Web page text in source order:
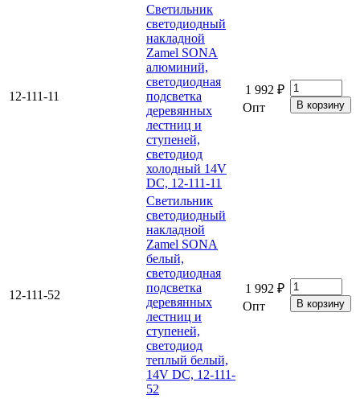
12-111-11
Светильник
светодиодный
накладной
Zamel SONA
алюминий,
светодиодная
подсветка
деревянных
лестниц и
ступеней,
светодиод
холодный 14V
DC, 12-111-11
1 992 ₽
Опт
12-111-52
Светильник
светодиодный
накладной
Zamel SONA
белый,
светодиодная
подсветка
деревянных
лестниц и
ступеней,
светодиод
теплый белый,
14V DC, 12-111-
52
1 992 ₽
Опт